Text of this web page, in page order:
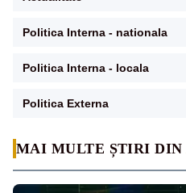
MAI MULTE ȘTIRI DIN
Politica Interna - nationala
Politica Interna - locala
Politica Externa